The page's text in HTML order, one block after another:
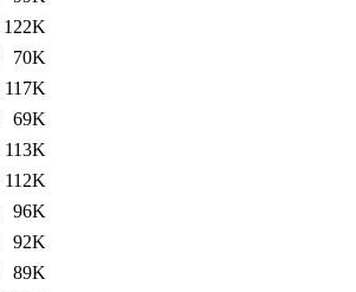
122K
70K
117K
69K
113K
112K
96K
92K
89K